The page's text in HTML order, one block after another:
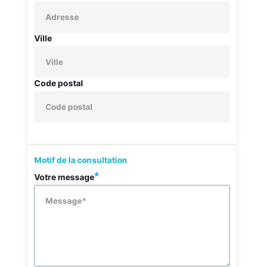
Ville
Code postal
Motif
de
la
consultation
Motif de la consultation
Votre message